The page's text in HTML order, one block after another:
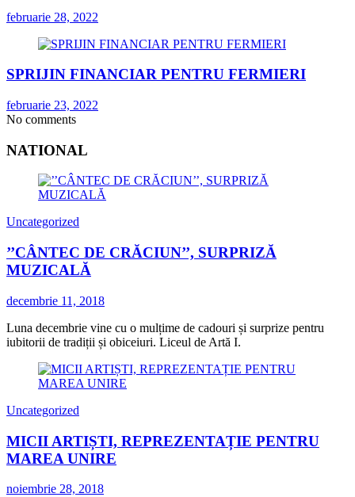
februarie 28, 2022
SPRIJIN FINANCIAR PENTRU FERMIERI
februarie 23, 2022
No comments
NATIONAL
Uncategorized
’’CÂNTEC DE CRĂCIUN’’, SURPRIZĂ
MUZICALĂ
decembrie 11, 2018
Luna decembrie vine cu o mulțime de cadouri și surprize pentru
iubitorii de tradiții și obiceiuri. Liceul de Artă I.
Uncategorized
MICII ARTIȘTI, REPREZENTAȚIE PENTRU
MAREA UNIRE
noiembrie 28, 2018